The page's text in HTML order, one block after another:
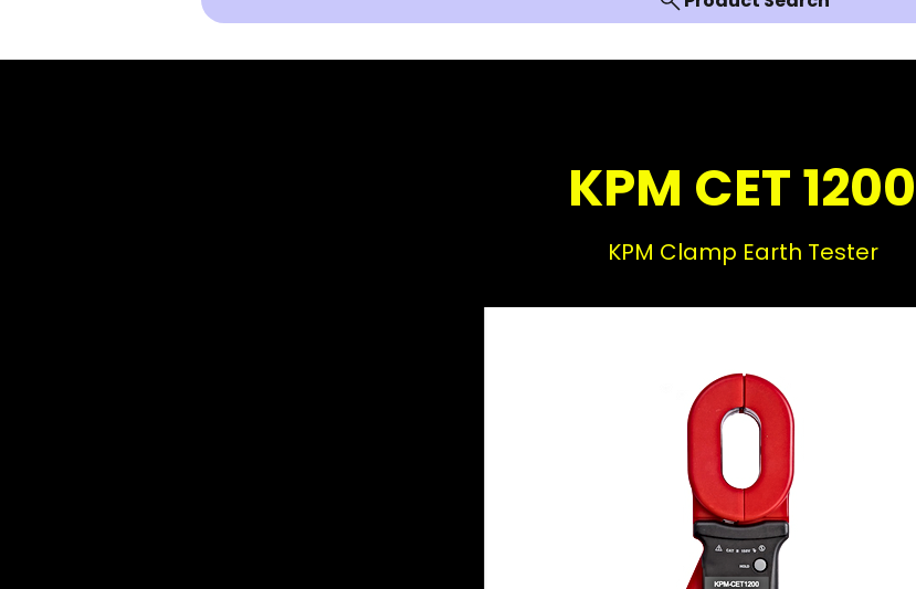
KPM Clamp Earth Tester
KPM CET 1200